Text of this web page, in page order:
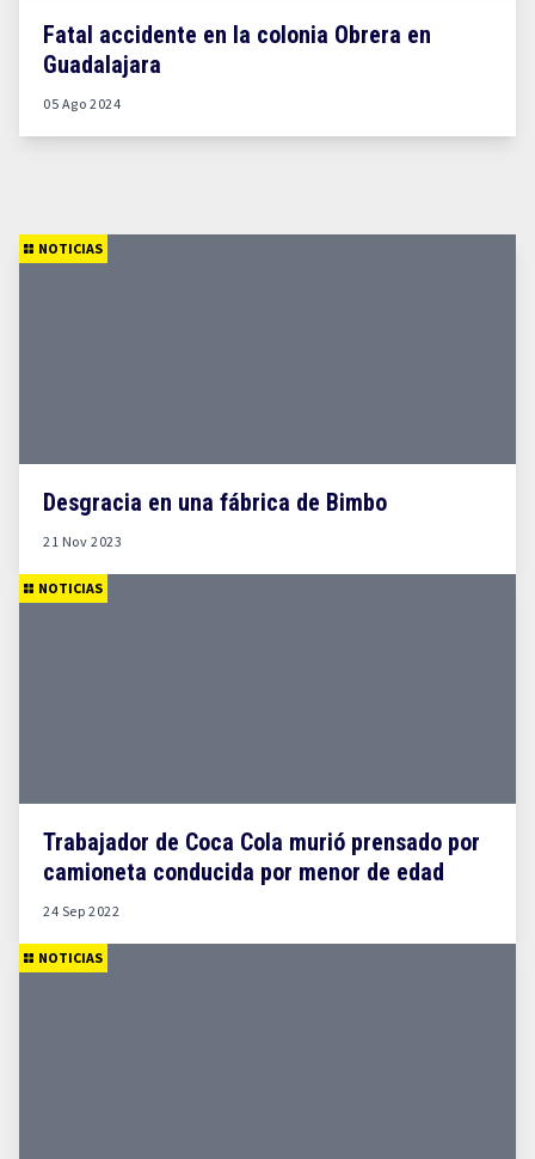
Fatal accidente en la colonia Obrera en
Guadalajara
05 Ago 2024
NOTICIAS
Desgracia en una fábrica de Bimbo
21 Nov 2023
NOTICIAS
Trabajador de Coca Cola murió prensado por
camioneta conducida por menor de edad
24 Sep 2022
NOTICIAS